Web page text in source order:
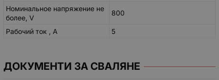
Номинальное напряжение не
более, V
800
Рабочий ток , А 5
ДОКУМЕНТИ ЗА СВАЛЯНЕ